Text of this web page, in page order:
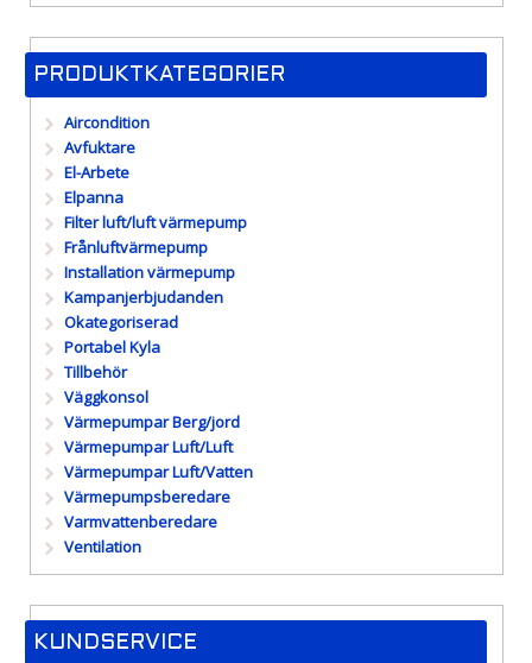
PRODUKTKATEGORIER
Aircondition
Avfuktare
El-Arbete
Elpanna
Filter luft/luft värmepump
Frånluftvärmepump
Installation värmepump
Kampanjerbjudanden
Okategoriserad
Portabel Kyla
Tillbehör
Väggkonsol
Värmepumpar Berg/jord
Värmepumpar Luft/Luft
Värmepumpar Luft/Vatten
Värmepumpsberedare
Varmvattenberedare
Ventilation
KUNDSERVICE